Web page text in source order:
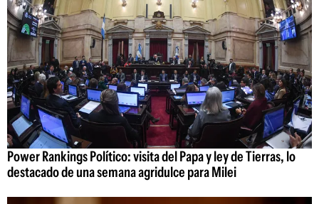
Power Rankings Político: visita del Papa y ley de Tierras, lo
destacado de una semana agridulce para Milei